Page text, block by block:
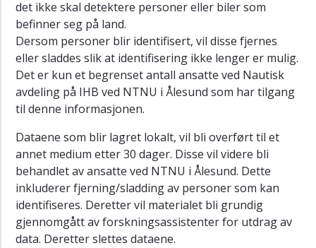
det ikke skal detektere personer eller biler som
befinner seg på land.
Dersom personer blir identifisert, vil disse fjernes
eller sladdes slik at identifisering ikke lenger er mulig.
Det er kun et begrenset antall ansatte ved Nautisk
avdeling på IHB ved NTNU i Ålesund som har tilgang
til denne informasjonen.
Dataene som blir lagret lokalt, vil bli overført til et
annet medium etter 30 dager. Disse vil videre bli
behandlet av ansatte ved NTNU i Ålesund. Dette
inkluderer fjerning/sladding av personer som kan
identifiseres. Deretter vil materialet bli grundig
gjennomgått av forskningsassistenter for utdrag av
data. Deretter slettes dataene.